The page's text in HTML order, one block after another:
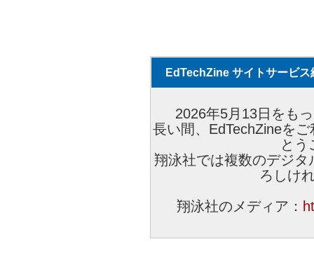
EdTechZine サイトサービス
2026年5月13日をも
長い間、EdTechZineを
とう
翔泳社では複数のデジ
ろしけ
翔泳社のメディア：